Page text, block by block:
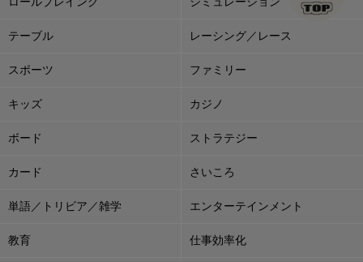
テーブル レーシング／レース
スポーツ ファミリー
キッズ カジノ
ボード ストラテジー
カード さいころ
単語／トリビア／雑学 エンターテインメント
教育 仕事効率化